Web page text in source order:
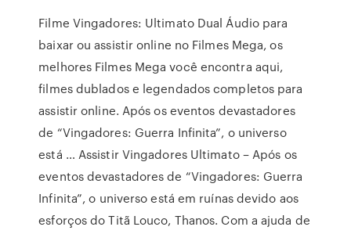
Filme Vingadores: Ultimato Dual Áudio para
baixar ou assistir online no Filmes Mega, os
melhores Filmes Mega você encontra aqui,
filmes dublados e legendados completos para
assistir online. Após os eventos devastadores
de “Vingadores: Guerra Infinita”, o universo
está … Assistir Vingadores Ultimato – Após os
eventos devastadores de “Vingadores: Guerra
Infinita”, o universo está em ruínas devido aos
esforços do Titã Louco, Thanos. Com a ajuda de